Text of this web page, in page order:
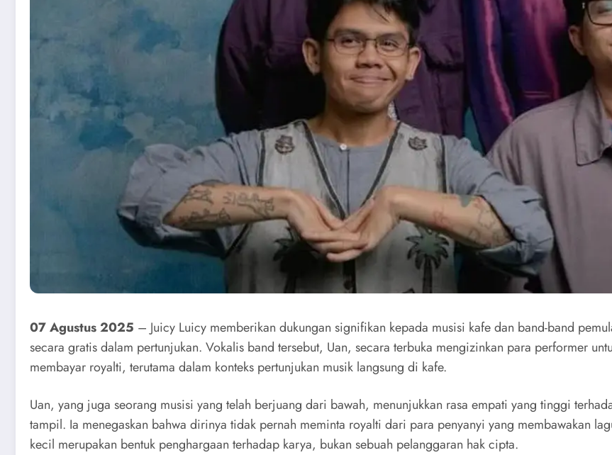
07 Agustus 2025 – Juicy Luicy memberikan dukungan signifikan kepada musisi kafe dan band-band
secara gratis dalam pertunjukan. Vokalis band tersebut, Uan, secara terbuka mengizinkan para performer
membayar royalti, terutama dalam konteks pertunjukan musik langsung di kafe.
Uan, yang juga seorang musisi yang telah berjuang dari bawah, menunjukkan rasa empati yang tinggi
tampil. Ia menegaskan bahwa dirinya tidak pernah meminta royalti dari para penyanyi yang membawakan
kecil merupakan bentuk penghargaan terhadap karya, bukan sebuah pelanggaran hak cipta.